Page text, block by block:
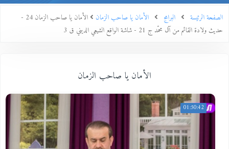
الصفحة الرئيسة البرامج الأمان يا صاحب الزمان
الأمان يا صاحب الزمان 24 -
حديث ولادة القائم من آل محمّد ج 21 - شاشة الواقع الشيعي الديني ق 3
الأمان يا صاحب الزمان
01:50:42